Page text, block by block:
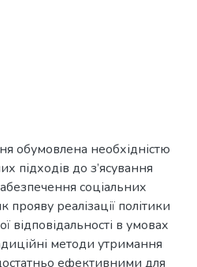
обумовлена необхідністю
підходів до з’ясування
соціальних
прояву реалізації політики
відповідальності в умовах
методи утримання
ефективними для